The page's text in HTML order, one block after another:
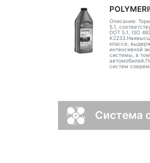
Описание:
5.1,
DOT 5.1, ISO
классе,
интенсивной
системы, в
систем
Система